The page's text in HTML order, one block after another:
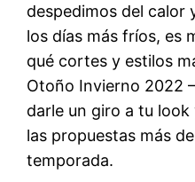
despedimos del calor
los días más fríos, es
qué cortes y estilos
Otoño Invierno 2022
darle un giro a tu
las propuestas más
temporada.